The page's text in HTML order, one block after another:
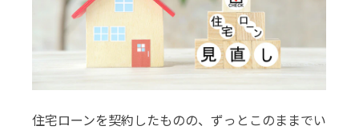
住宅ローンを契約したものの、ずっとこのままでい